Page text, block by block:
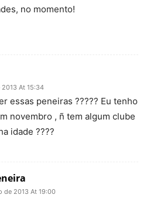
no momento!
At 15:34
essas peneiras ????? Eu tenho
novembro , ñ tem algum clube
idade ????
de 2013 At 19:00